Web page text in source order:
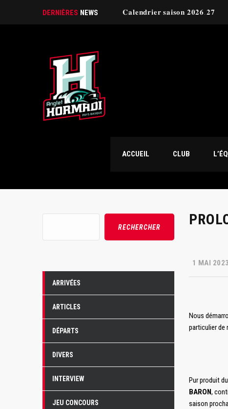
DERNIÈRES NEWS 𝐂𝐚𝐥𝐞𝐧𝐝𝐫𝐢𝐞𝐫 𝐬𝐚𝐢𝐬𝐨𝐧 𝟐𝟎𝟐𝟔.𝟐𝟕
ACCUEIL CLUB
1 MAI 2023
Nous
particulier
Pur produit
BARON,
saison
RECHERCHER
ARRIVÉES
ARTICLES
DÉPARTS
DIVERS
INTERVIEW
JEU CONCOURS